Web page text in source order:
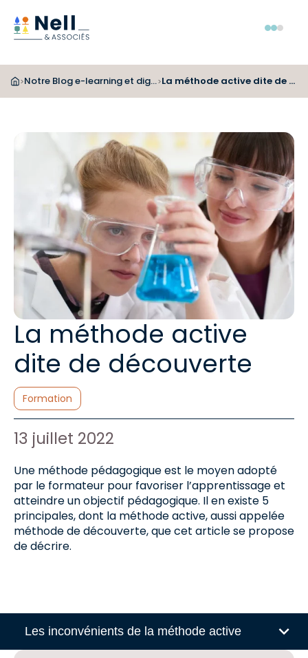
Aller au pied de page
Aller au menu
Aller au contenu
> Notre Blog e-learning et digital learning> La méthode active dite de découverte
La méthode active
dite de découverte
Catégories :
Formation
Auteur de l'article :
Date de publication :
13 juillet 2022
Une méthode pédagogique est le moyen adopté
par le formateur pour favoriser l’apprentissage et
atteindre un objectif pédagogique. Il en existe 5
principales, dont la méthode active, aussi appelée
méthode de découverte, que cet article se propose
de décrire.
Les inconvénients de la méthode active